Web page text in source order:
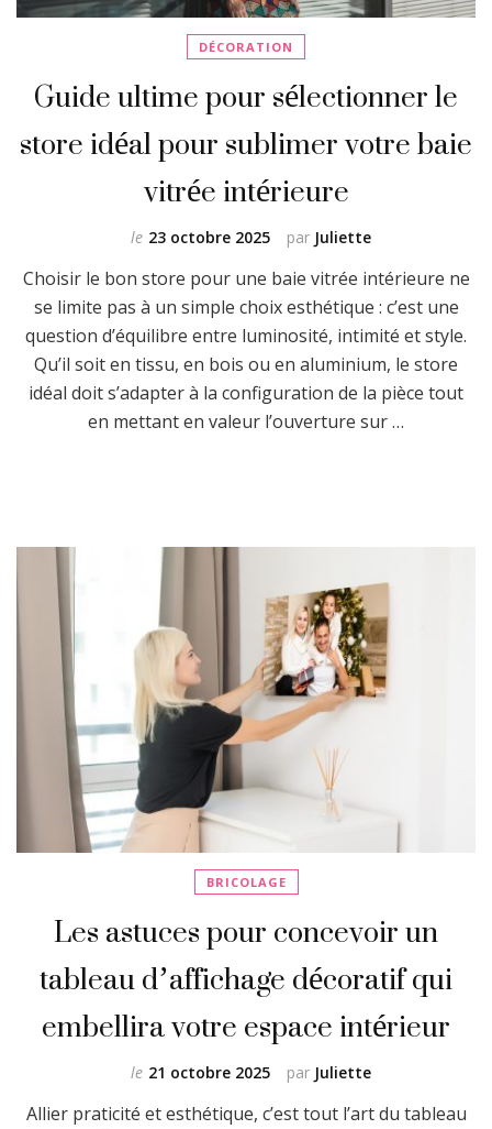
DÉCORATION
Guide ultime pour sélectionner le
store idéal pour sublimer votre baie
vitrée intérieure
par Juliette
le 23 octobre 2025
Choisir le bon store pour une baie vitrée intérieure ne
se limite pas à un simple choix esthétique : c’est une
question d’équilibre entre luminosité, intimité et style.
Qu’il soit en tissu, en bois ou en aluminium, le store
idéal doit s’adapter à la configuration de la pièce tout
en mettant en valeur l’ouverture sur …
BRICOLAGE
Les astuces pour concevoir un
tableau d’affichage décoratif qui
embellira votre espace intérieur
par Juliette
le 21 octobre 2025
Allier praticité et esthétique, c’est tout l’art du tableau